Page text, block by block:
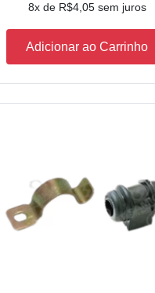
8x de R$4,05 sem juros
Adicionar ao Carrinho